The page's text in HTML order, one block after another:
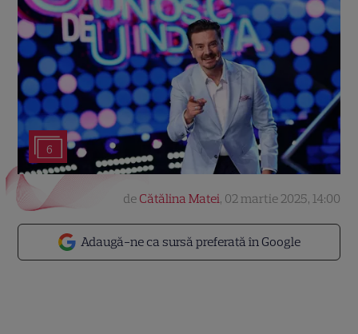
6
Adaugă-ne ca sursă preferată în Google
de Cătălina Matei, 02 martie 2025, 14:00